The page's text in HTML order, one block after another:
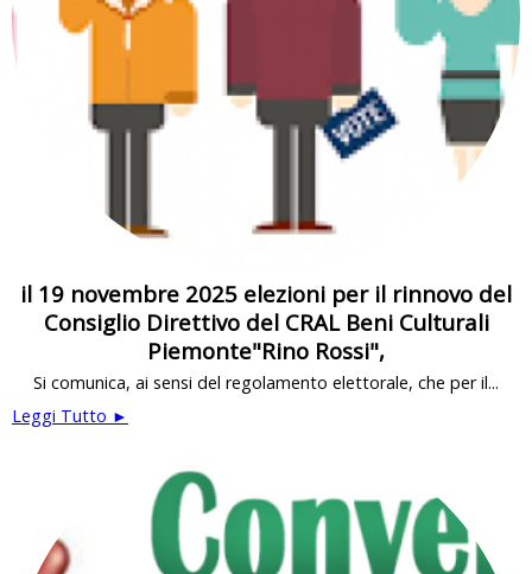
il 19 novembre 2025 elezioni per il rinnovo del
Consiglio Direttivo del CRAL Beni Culturali
Piemonte"Rino Rossi",
Si comunica, ai sensi del regolamento elettorale, che per il...
Leggi Tutto ►